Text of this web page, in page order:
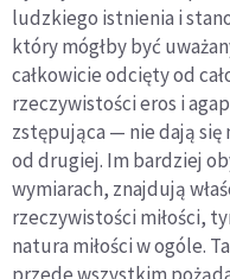
ludzkiego istnienia i
który mógłby być
całkowicie odcięty od
rzeczywistości eros i
zstępująca — nie dają się
od drugiej. Im bardziej
wymiarach, znajdują
rzeczywistości miłości,
natura miłości w ogóle.